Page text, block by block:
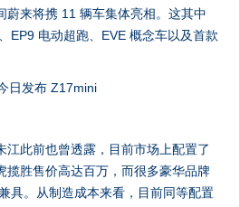
蔚来将携 11 辆车集体亮相。这其中
EP9 电动超跑、EVE 概念车以及首款
江此前也曾透露，目前市场上配置了
揽胜售价高达百万，而很多豪华品牌
具。从制造成本来看，目前同等配置